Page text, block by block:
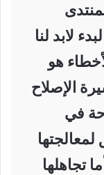
لابد لنا
هو
الإصلاح
في
تجاهلها